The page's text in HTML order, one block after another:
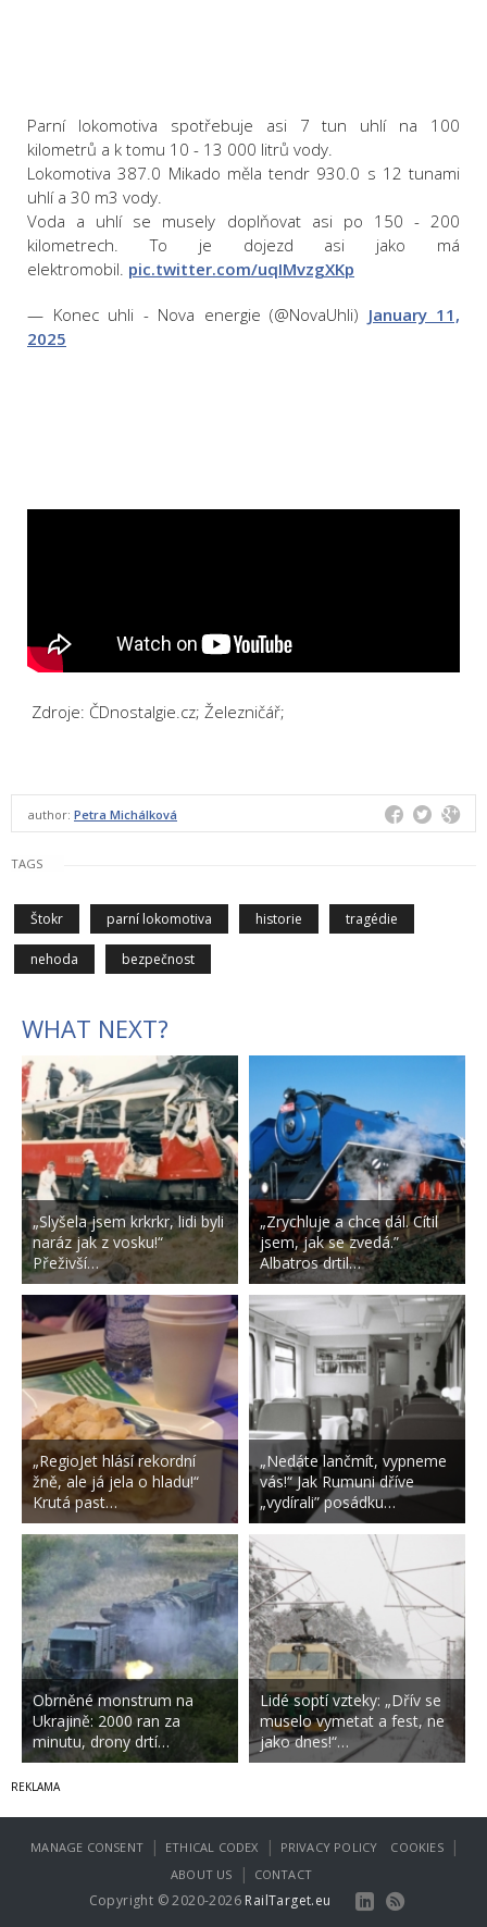
Parní lokomotiva spotřebuje asi 7 tun uhlí na 100
kilometrů a k tomu 10 - 13 000 litrů vody.
Lokomotiva 387.0 Mikado měla tendr 930.0 s 12 tunami
uhlí a 30 m3 vody.
Voda a uhlí se musely doplňovat asi po 150 - 200
kilometrech. To je dojezd asi jako má
elektromobil. pic.twitter.com/uqIMvzgXKp
— Konec uhli - Nova energie (@NovaUhli) January 11,
2025
Zdroje: ČDnostalgie.cz; Železničář;
author: Petra Michálková
TAGS
Štokr parní lokomotiva historie tragédie
nehoda bezpečnost
WHAT NEXT?
„Slyšela jsem krkrkr, lidi byli
naráz jak z vosku!“
Přeživší…
„RegioJet hlásí rekordní
žně, ale já jela o hladu!“
Krutá past…
Obrněné monstrum na
Ukrajině: 2000 ran za
minutu, drony drtí…
„Zrychluje a chce dál. Cítil
jsem, jak se zvedá.”
Albatros drtil…
„Nedáte lančmít, vypneme
vás!“ Jak Rumuni dříve
„vydírali” posádku…
Lidé soptí vzteky: „Dřív se
muselo vymetat a fest, ne
jako dnes!“…
MANAGE CONSENT | ETHICAL CODEX | PRIVACY POLICY COOKIES |
ABOUT US | CONTACT
Copyright © 2020-2026 RailTarget.eu